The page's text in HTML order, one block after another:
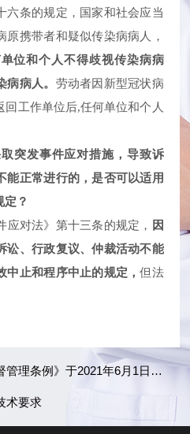
六条的规定，国家和社会应当
原携带者和疑似传染病病人，
位和个人不得歧视传染病病
病人。 劳动者因新型冠状病
回工作单位后,任何单位和个人
突发事件应对措施，导致诉
能正常进行的，是否可以适用
定？
应对法》第十三条的规定， 因
讼、行政复议、仲裁活动不能
中止和程序中止的规定，但法
条例》于2021年6月1日起实施！
术要求